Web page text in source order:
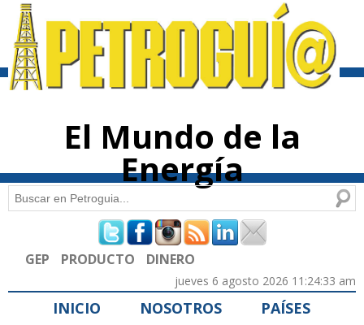
contenido
El Mundo de la
Energía
Formulario de búsqueda
Buscar
GEP PRODUCTO DINERO
jueves 6 agosto 2026 11:24:33 am
INICIO NOSOTROS
PAÍSES